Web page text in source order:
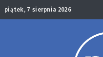
piątek, 7 sierpnia 2026